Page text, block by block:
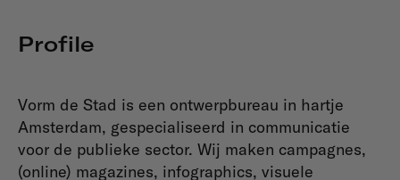
Profile
Vorm de Stad is een ontwerpbureau in hartje
Amsterdam, gespecialiseerd in communicatie
voor de publieke sector. Wij maken campagnes,
(online) magazines, infographics, visuele